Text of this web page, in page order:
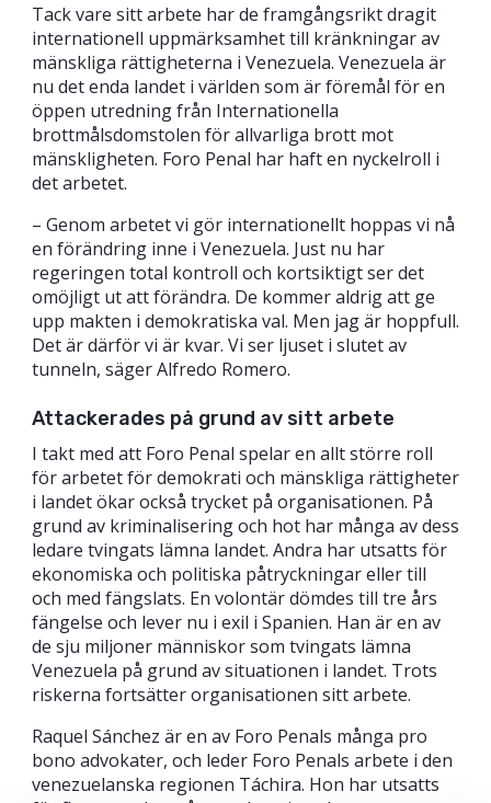
Tack vare sitt arbete har de framgångsrikt dragit
internationell uppmärksamhet till kränkningar av
mänskliga rättigheterna i Venezuela. Venezuela är
nu det enda landet i världen som är föremål för en
öppen utredning från Internationella
brottmålsdomstolen för allvarliga brott mot
mänskligheten. Foro Penal har haft en nyckelroll i
det arbetet.
– Genom arbetet vi gör internationellt hoppas vi nå
en förändring inne i Venezuela. Just nu har
regeringen total kontroll och kortsiktigt ser det
omöjligt ut att förändra. De kommer aldrig att ge
upp makten i demokratiska val. Men jag är hoppfull.
Det är därför vi är kvar. Vi ser ljuset i slutet av
tunneln, säger Alfredo Romero.
Attackerades på grund av sitt arbete
I takt med att Foro Penal spelar en allt större roll
för arbetet för demokrati och mänskliga rättigheter
i landet ökar också trycket på organisationen. På
grund av kriminalisering och hot har många av dess
ledare tvingats lämna landet. Andra har utsatts för
ekonomiska och politiska påtryckningar eller till
och med fängslats. En volontär dömdes till tre års
fängelse och lever nu i exil i Spanien. Han är en av
de sju miljoner människor som tvingats lämna
Venezuela på grund av situationen i landet. Trots
riskerna fortsätter organisationen sitt arbete.
Raquel Sánchez är en av Foro Penals många pro
bono advokater, och leder Foro Penals arbete i den
venezuelanska regionen Táchira. Hon har utsatts